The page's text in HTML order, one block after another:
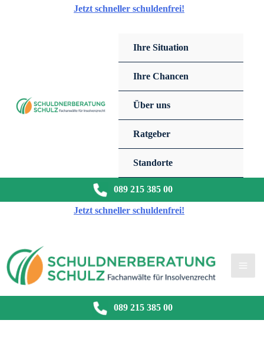
Jetzt schneller schuldenfrei!
Ihre Situation
Ihre Chancen
Über uns
Ratgeber
Standorte
089 215 385 00
Jetzt schneller schuldenfrei!
089 215 385 00